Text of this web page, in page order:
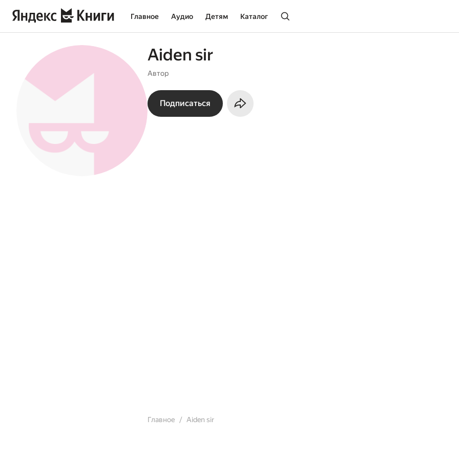
Главное Аудио Детям Каталог
Aiden sir
Автор
Подписаться
Главное Aiden sir